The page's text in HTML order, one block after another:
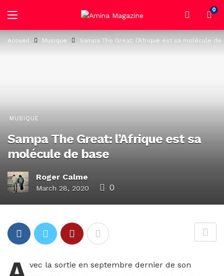
0
Accueil Musique Sampa The Great: l’Afrique est sa molécule de
MUSIQUE
Sampa The Great: l’Afrique est sa
molécule de base
Roger Calme
March 28, 2020 0
vec la sortie en septembre dernier de son